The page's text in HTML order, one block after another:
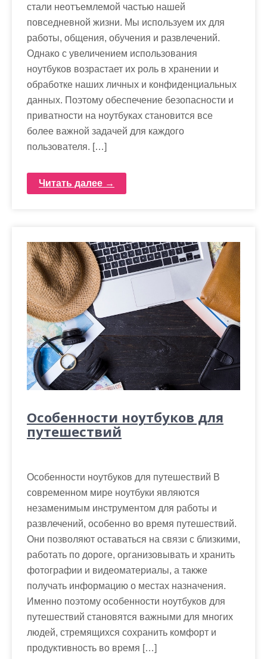
стали неотъемлемой частью нашей
повседневной жизни. Мы используем их для
работы, общения, обучения и развлечений.
Однако с увеличением использования
ноутбуков возрастает их роль в хранении и
обработке наших личных и конфиденциальных
данных. Поэтому обеспечение безопасности и
приватности на ноутбуках становится все
более важной задачей для каждого
пользователя. […]
Читать далее →
Особенности ноутбуков для
путешествий
Особенности ноутбуков для путешествий В
современном мире ноутбуки являются
незаменимым инструментом для работы и
развлечений, особенно во время путешествий.
Они позволяют оставаться на связи с близкими,
работать по дороге, организовывать и хранить
фотографии и видеоматериалы, а также
получать информацию о местах назначения.
Именно поэтому особенности ноутбуков для
путешествий становятся важными для многих
людей, стремящихся сохранить комфорт и
продуктивность во время […]